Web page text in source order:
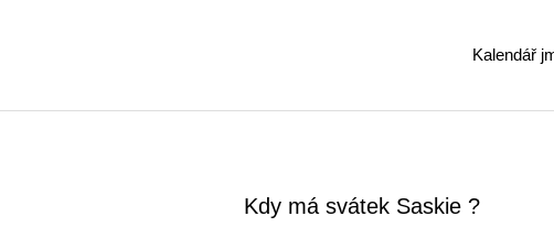
Kalendář
Kdy má svátek Saskie ?